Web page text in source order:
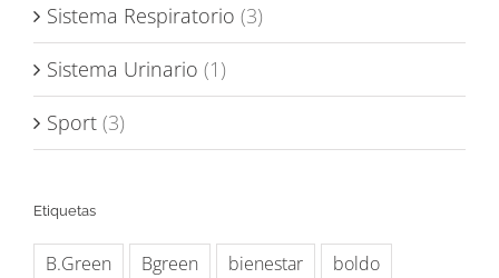
Sistema Respiratorio (3)
Sistema Urinario (1)
Sport (3)
Etiquetas
B.Green Bgreen bienestar
boldo